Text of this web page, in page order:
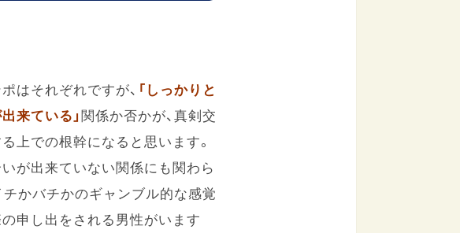
はそれぞれですが、 「しっかりと
来ている」関係か否かが、真剣交
上での根幹になると思います。
が出来ていない関係にも関わら
チかバチかのギャンブル的な感覚
申し出をされる男性がいます